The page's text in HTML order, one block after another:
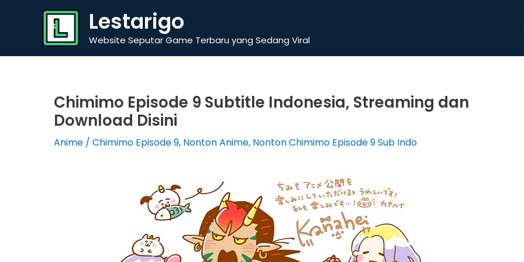
Lestarigo
Website Seputar Game Terbaru yang Sedang Viral
Chimimo Episode 9 Subtitle Indonesia, Streaming dan
Download Disini
Anime / Chimimo Episode 9, Nonton Anime, Nonton Chimimo Episode 9 Sub Indo